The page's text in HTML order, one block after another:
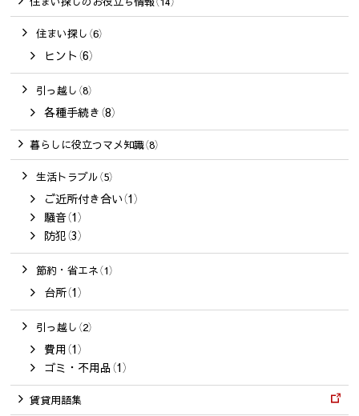
住まい探し（6）
ヒント（6）
引っ越し（8）
各種手続き（8）
暮らしに役立つマメ知識（8）
生活トラブル（5）
ご近所付き合い（1）
騒音（1）
防犯（3）
節約・省エネ（1）
台所（1）
引っ越し（2）
費用（1）
ゴミ・不用品（1）
賃貸用語集